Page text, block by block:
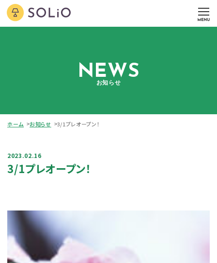
NEWS
お知らせ
ホーム お知らせ 3/1プレオープン！
2023.02.16
3/1プレオープン！